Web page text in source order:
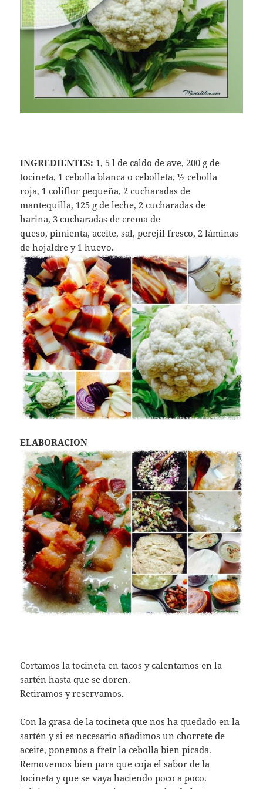
INGREDIENTES: 1, 5 l de caldo de ave, 200 g de
tocineta, 1 cebolla blanca o cebolleta, ½ cebolla
roja, 1 coliflor pequeña, 2 cucharadas de
mantequilla, 125 g de leche, 2 cucharadas de
harina, 3 cucharadas de crema de
queso, pimienta, aceite, sal, perejil fresco, 2 láminas
de hojaldre y 1 huevo.
ELABORACION
Cortamos la tocineta en tacos y calentamos en la
sartén hasta que se doren.
Retiramos y reservamos.
Con la grasa de la tocineta que nos ha quedado en la
sartén y si es necesario añadimos un chorrete de
aceite, ponemos a freír la cebolla bien picada.
Removemos bien para que coja el sabor de la
tocineta y que se vaya haciendo poco a poco.